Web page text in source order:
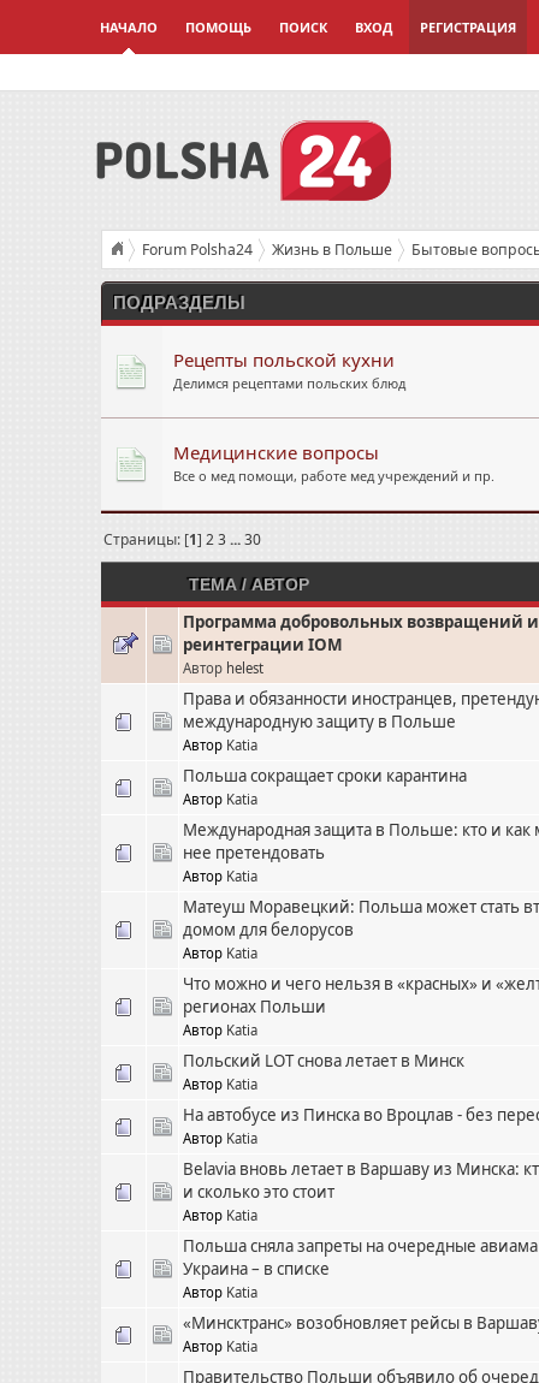
НАЧАЛО ПОМОЩЬ ПОИСК ВХОД РЕГИСТРАЦИЯ
Forum Polsha24 Жизнь в Польше Бытовые
ПОДРАЗДЕЛЫ
Рецепты польской кухни
Делимся рецептами польских блюд
Медицинские вопросы
Все о мед помощи, работе мед учреждений и пр.
Страницы: [1] 23...30
ТЕМА/АВТОР
Программа добровольных возвращений и
реинтеграции IOM
Автор helest
Права и обязанности иностранцев,
международную защиту в Польше
Автор Katia
Польша сокращает сроки карантина
Автор Katia
Международная защита в Польше: кто и как
нее претендовать
Автор Katia
Матеуш Моравецкий: Польша может стать
домом для белорусов
Автор Katia
Что можно и чего нельзя в «красных» и
регионах Польши
Автор Katia
Польский LOT снова летает в Минск
Автор Katia
На автобусе из Пинска во Вроцлав - без
Автор Katia
Belavia вновь летает в Варшаву из Минска:
и сколько это стоит
Автор Katia
Польша сняла запреты на очередные
Украина – в списке
Автор Katia
«Минсктранс» возобновляет рейсы в
Автор Katia
Правительство Польши объявило об